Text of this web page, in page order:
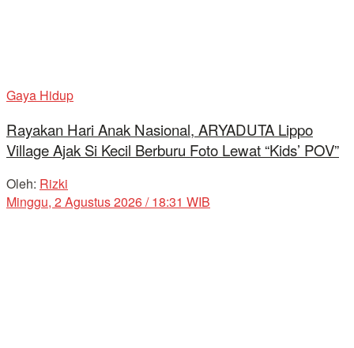
Gaya Hidup
Rayakan Hari Anak Nasional, ARYADUTA Lippo
Village Ajak Si Kecil Berburu Foto Lewat “Kids’ POV”
Oleh: Rizki
Minggu, 2 Agustus 2026 / 18:31 WIB